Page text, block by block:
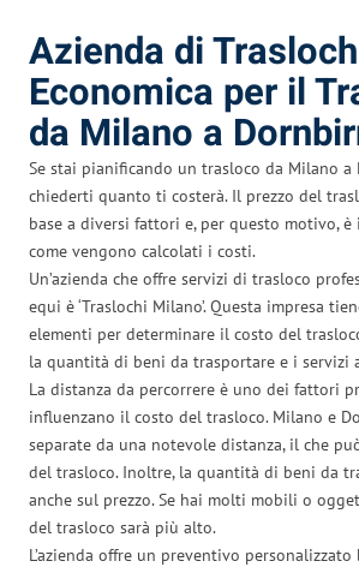
Azienda di
Economica per il
da Milano a
Se stai pianificando un trasloco da Milano
chiederti quanto ti costerà. Il prezzo del
base a diversi fattori e, per questo motivo,
come vengono calcolati i costi.
Un’azienda che offre servizi di trasloco
equi è ‘Traslochi Milano’. Questa impresa
elementi per determinare il costo del
la quantità di beni da trasportare e i servizi
La distanza da percorrere è uno dei fattori
influenzano il costo del trasloco. Milano e
separate da una notevole distanza, il che
del trasloco. Inoltre, la quantità di beni da
anche sul prezzo. Se hai molti mobili o
del trasloco sarà più alto.
L’azienda offre un preventivo